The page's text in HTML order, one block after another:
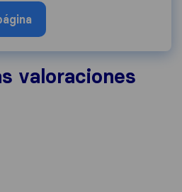
valoraciones